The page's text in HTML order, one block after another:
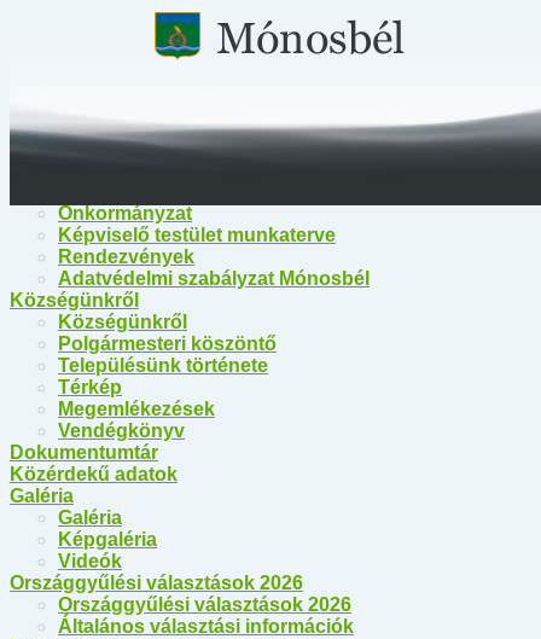
Közérdekű információk
Polgármesteri Hivatal Mónosbél
Közös Hivatal Bélapátfalva
Önkormányzat
Képviselő testület munkaterve
Rendezvények
Adatvédelmi szabályzat Mónosbél
Községünkről
Községünkről
Polgármesteri köszöntő
Településünk története
Térkép
Megemlékezések
Vendégkönyv
Dokumentumtár
Közérdekű adatok
Galéria
Galéria
Képgaléria
Videók
Országgyűlési választások 2026
Országgyűlési választások 2026
Általános választási információk